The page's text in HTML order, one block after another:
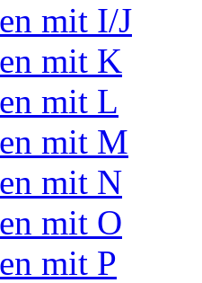
mit I/J
mit K
mit L
mit M
mit N
mit O
mit P